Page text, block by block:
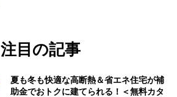
注目の記事
夏も冬も快適な高断熱＆省エネ住宅が補
助金でおトクに建てられる！＜無料カタ